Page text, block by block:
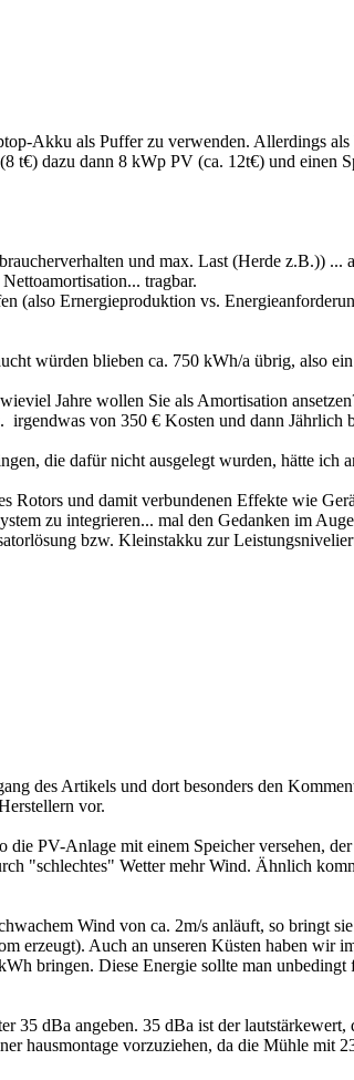
Akku als Puffer zu verwenden. Allerdings
dazu dann 8 kWp PV (ca. 12t€) und einen
und max. Last (Herde z.B.))
tragbar.
(also Ernergieproduktion vs.
würden blieben ca. 750 kWh/a übrig, also
Jahre wollen Sie als Amortisation
von 350 € Kosten und dann Jährlich
die dafür nicht ausgelegt wurden, hätte ich
und damit verbundenen Effekte wie
zu integrieren... mal den Gedanken im
bzw. Kleinstakku zur
des Artikels und dort besonders den
vor.
PV-Anlage mit einem Speicher versehen,
"schlechtes" Wetter mehr Wind. Ähnlich
Wind von ca. 2m/s anläuft, so bringt
erzeugt). Auch an unseren Küsten haben wir
bringen. Diese Energie sollte man
35 dBa angeben. 35 dBa ist der
hausmontage vorzuziehen, da die Mühle mit